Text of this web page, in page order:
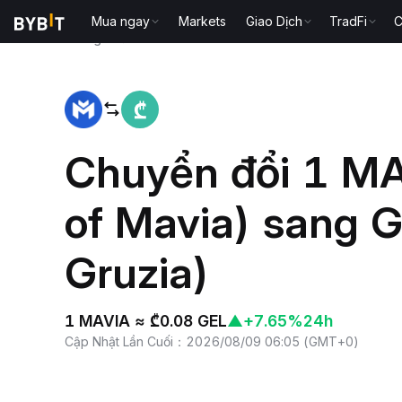
Mua ngay Markets Giao Dịch TradFi
Chuyển đổi 1
of Mavia) sang
Gruzia)
1 MAVIA ≈ ₾0.08 GEL▲+7.65%24h
Cập Nhật Lần Cuối ： 2026/08/09 06:05 (GMT+0)